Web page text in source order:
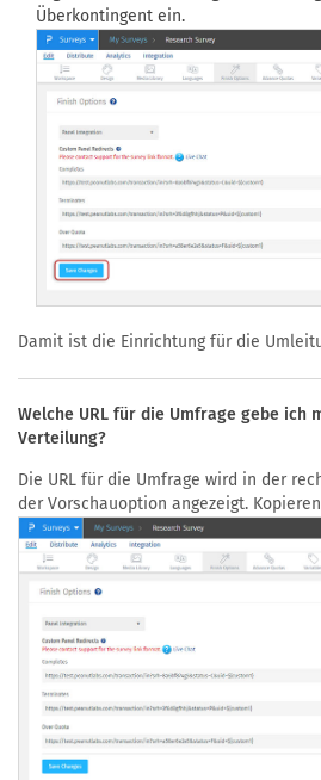
Überkontingent ein.
Damit ist die Einrichtung für die
Welche URL für die Umfrage gebe ich
Verteilung?
Die URL für die Umfrage wird in der
der Vorschauoption angezeigt.